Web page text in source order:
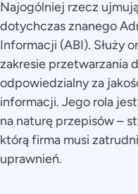
Najogólniej rzecz
dotychczas znanego
Informacji (ABI). Służy
zakresie przetwarzania
odpowiedzialny za
informacji. Jego rola
na naturę przepisów –
którą firma musi
uprawnień.